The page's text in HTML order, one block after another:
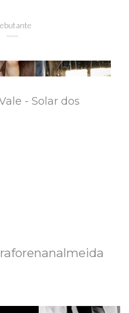
- Solar dos